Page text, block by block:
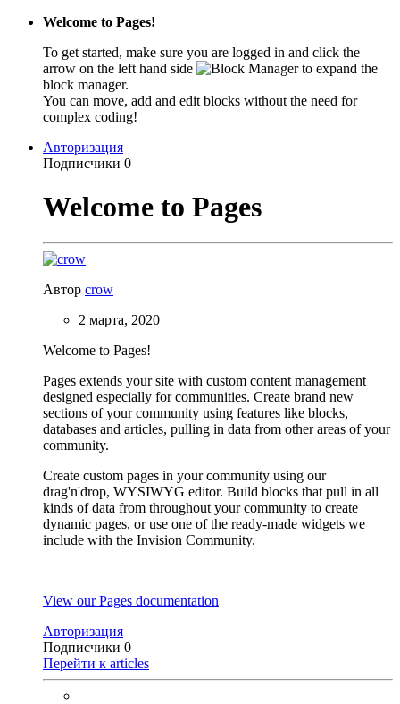
Welcome to Pages!
To get started, make sure you are logged in and click the
arrow on the left hand side
to expand the
block manager.
You can move, add and edit blocks without the need for
complex coding!
Авторизация
Подписчики 0
Welcome to Pages
Автор crow
2 марта, 2020
Welcome to Pages!
Pages extends your site with custom content management
designed especially for communities. Create brand new
sections of your community using features like blocks,
databases and articles, pulling in data from other areas of your
community.
Create custom pages in your community using our
drag'n'drop, WYSIWYG editor. Build blocks that pull in all
kinds of data from throughout your community to create
dynamic pages, or use one of the ready-made widgets we
include with the Invision Community.
View our Pages documentation
Авторизация
Подписчики 0
Перейти к articles